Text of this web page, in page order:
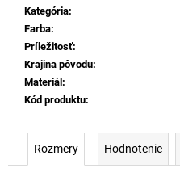
Kategória:
Farba:
Príležitosť:
Krajina pôvodu:
Materiál :
Kód produktu:
Rozmery Hodnotenie